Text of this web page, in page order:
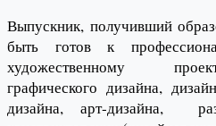
Выпускник, получивший
быть готов к
художественному
графического дизайна,
дизайна, арт-дизайна,